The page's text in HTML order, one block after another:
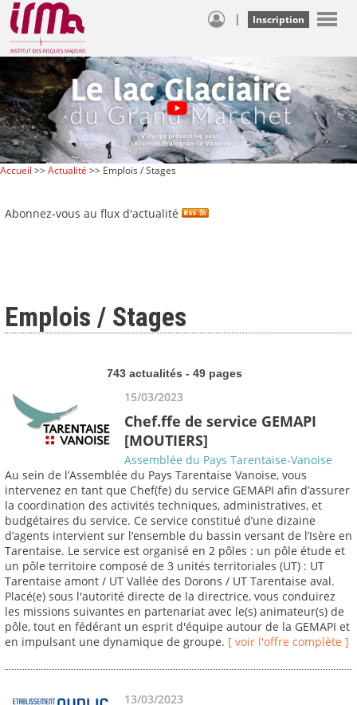
| Inscription
Accueil >>Actualité >> Emplois / Stages
Abonnez-vous au flux d'actualité
Emplois / Stages
743 actualités - 49 pages
15/03/2023
Chef.ffe de service GEMAPI
[MOUTIERS]
Assemblée du Pays Tarentaise-Vanoise
Au sein de l’Assemblée du Pays Tarentaise Vanoise, vous
intervenez en tant que Chef(fe) du service GEMAPI afin d’assurer
la coordination des activités techniques, administratives, et
budgétaires du service. Ce service constitué d’une dizaine
d’agents intervient sur l’ensemble du bassin versant de l’Isère en
Tarentaise. Le service est organisé en 2 pôles : un pôle étude et
un pôle territoire composé de 3 unités territoriales (UT) : UT
Tarentaise amont / UT Vallée des Dorons / UT Tarentaise aval.
Placé(e) sous l'autorité directe de la directrice, vous conduirez
les missions suivantes en partenariat avec le(s) animateur(s) de
pôle, tout en fédérant un esprit d'équipe autour de la GEMAPI et
en impulsant une dynamique de groupe. [ voir l'offre complète ]
13/03/2023